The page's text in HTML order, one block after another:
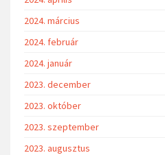
2024. március
2024. február
2024. január
2023. december
2023. október
2023. szeptember
2023. augusztus